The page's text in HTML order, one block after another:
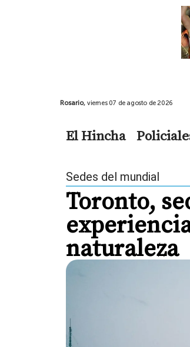
Rosario, viernes 07 de agosto de 2026
El Hincha
Sedes del mundial
Toronto,
naturaleza